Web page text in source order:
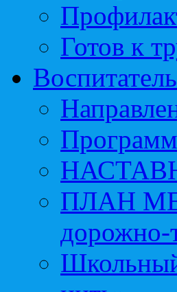
Готов к
ПЛАН
дорожно-